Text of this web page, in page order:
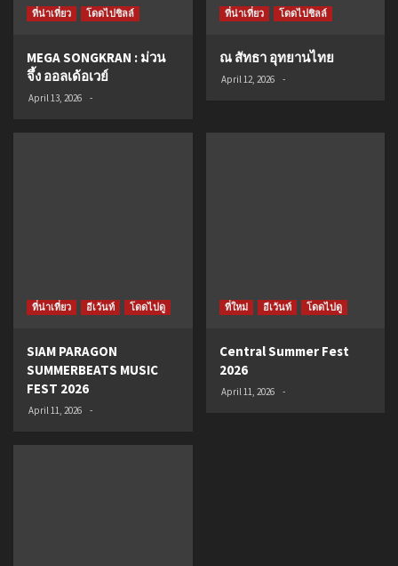
ที่น่าเที่ยว โดดไปชิลล์
MEGA SONGKRAN : ม่วน
จึ้ง ออลเด้อเวย์
April 13, 2026 -
ที่น่าเที่ยว โดดไปชิลล์
ณ สัทธา อุทยานไทย
April 12, 2026 -
ที่น่าเที่ยว อีเว้นท์ โดดไปดู
SIAM PARAGON
SUMMERBEATS MUSIC
FEST 2026
April 11, 2026 -
ที่ใหม่ อีเว้นท์ โดดไปดู
Central Summer Fest
2026
April 11, 2026 -